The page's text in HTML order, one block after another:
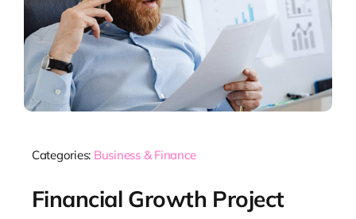
Categories: Business & Finance
Financial Growth Project